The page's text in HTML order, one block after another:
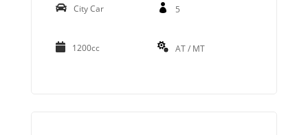
City Car 5
1200cc AT / MT